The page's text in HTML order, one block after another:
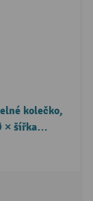
kolečko,
× šířka